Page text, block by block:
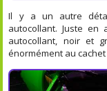
Il y a un autre
autocollant. Juste
autocollant, noir et
énormément au cachet